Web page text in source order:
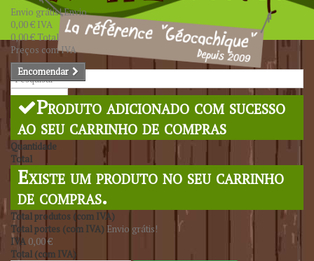
Pesquisar
Envio grátis!Envio
0,00 € IVA
0,00 €Total
Preços com IVA
Encomendar
Produto adicionado com sucesso
ao seu carrinho de compras
Quantidade
Total
Existe um produto no seu carrinho
de compras.
Total produtos (com IVA)
Total portes (com IVA) Envio grátis!
IVA 0,00 €
Total (com IVA)